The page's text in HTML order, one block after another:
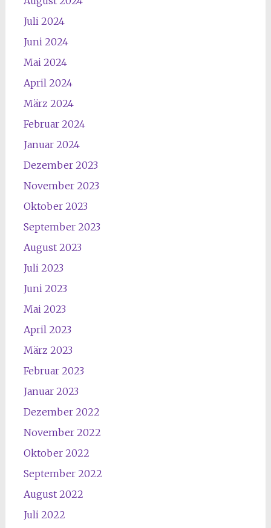
Juli 2024
Juni 2024
Mai 2024
April 2024
März 2024
Februar 2024
Januar 2024
Dezember 2023
November 2023
Oktober 2023
September 2023
August 2023
Juli 2023
Juni 2023
Mai 2023
April 2023
März 2023
Februar 2023
Januar 2023
Dezember 2022
November 2022
Oktober 2022
September 2022
August 2022
Juli 2022